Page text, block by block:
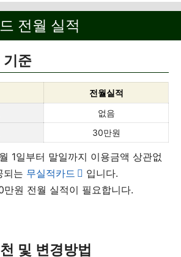
전월 실적
기준
전월실적
없음
30만원
1일부터 말일까지 이용금액 상관없
되는 무실적카드
입니다.
원 전월 실적이 필요합니다.
및 변경방법